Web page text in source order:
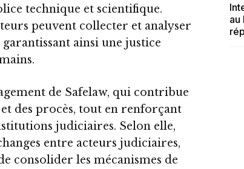
technique et scientifique.
peuvent collecter et analyser
ainsi une justice
de Safelaw, qui contribue
des procès, tout en renforçant
judiciaires. Selon elle,
entre acteurs judiciaires,
consolider les mécanismes de
au